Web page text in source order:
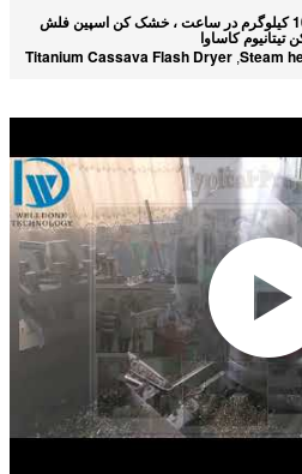
فلش خشک کن کاساوا 1000 کیلوگرم در ساعت ، خشک کن اسپین فلش
کاساوا
Steam
,
Titanium Cassava Flash Dryer